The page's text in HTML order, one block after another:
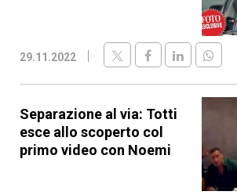
29.11.2022
Separazione al via: Totti
esce allo scoperto col
primo video con Noemi